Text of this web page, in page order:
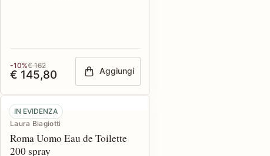
-10%€ 162
€ 145,80 Aggiungi
IN EVIDENZA
Laura Biagiotti
Roma Uomo Eau de Toilette
200 spray